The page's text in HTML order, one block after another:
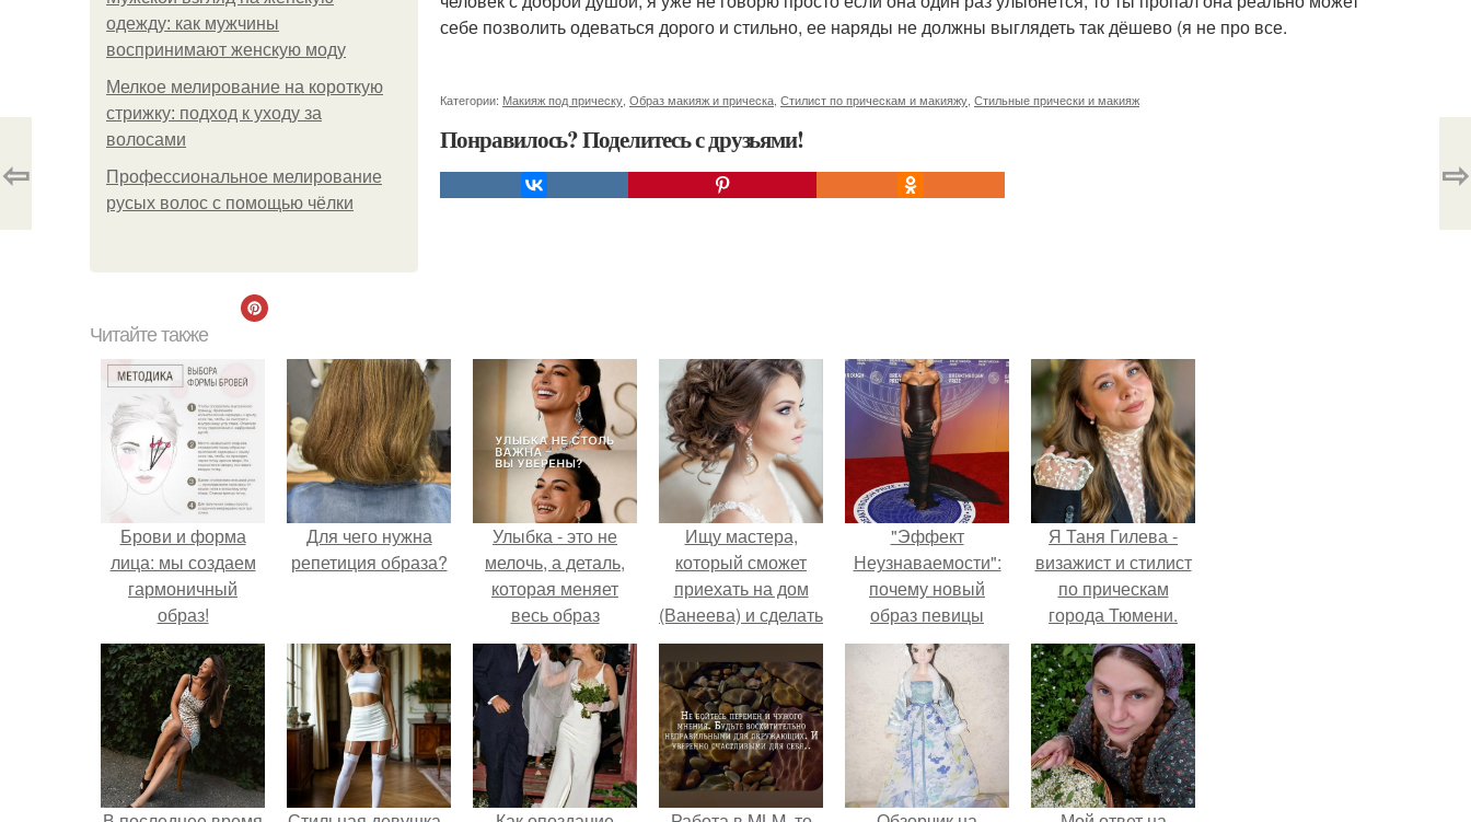
одежду: как мужчины
воспринимают женскую моду
Мелкое мелирование на короткую
стрижку: подход к уходу за
волосами
Профессиональное мелирование
русых волос с помощью чёлки
себе позволить одеваться дорого и стильно, ее наряды не должны выглядеть так дёшево (я не про все.
Категории: Макияж под прическу Образ макияж и прическа Стилист по прическам и макияжу Стильные прически и макияж
Понравилось? Поделитесь с друзьями!
⇦ ⇨
Читайте также
Брови и форма
лица: мы создаем
гармоничный
образ!
Для чего нужна
репетиция образа?
Улыбка - это не
мелочь, а деталь,
которая меняет
весь образ
человека.
Ищу мастера,
который сможет
приехать на дом
(Ванеева) и сделать
вечерний макияж +
прическа) 2000-
2500.
"Эффект
Неузнаваемости":
почему новый
образ певицы
вызвал споры о
гранях
возможного?
Я Таня Гилева -
визажист и стилист
по прическам
города Тюмени.